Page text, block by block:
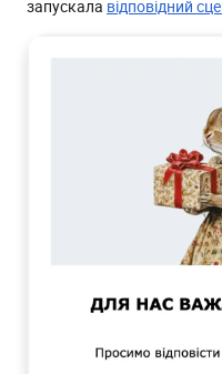
запускала відповідний